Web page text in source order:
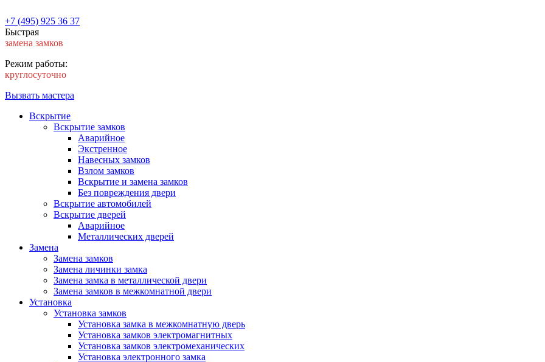
+7 (495) 925 36 37
Быстрая
замена замков
Режим работы:
круглосуточно
Вызвать мастера
Вскрытие
Вскрытие замков
Аварийное
Экстренное
Навесных замков
Взлом замков
Вскрытие и замена замков
Без повреждения двери
Вскрытие автомобилей
Вскрытие дверей
Аварийное
Металлических дверей
Замена
Замена замков
Замена личинки замка
Замена замка в металлической двери
Замена замков в межкомнатной двери
Установка
Установка замков
Установка замка в межкомнатную дверь
Установка замков электромагнитных
Установка замков электромеханических
Установка электронного замка